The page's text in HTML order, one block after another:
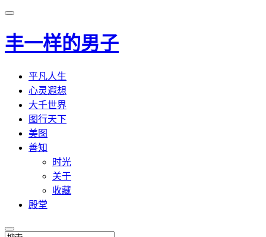
丰一样的男子
平凡人生
心灵遐想
大千世界
图行天下
美图
善知
时光
关于
收藏
殿堂